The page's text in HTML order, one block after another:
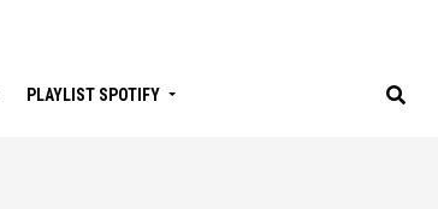
PLAYLIST SPOTIFY